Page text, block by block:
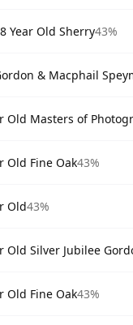
Year Old Sherry43%
& Macphail
of Photography Albert
Old Fine Oak43%
Old43%
Silver Jubilee Gordon &
Old Fine Oak43%